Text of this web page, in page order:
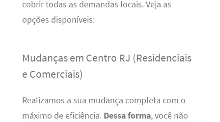
cobrir todas as demandas locais. Veja as
opções disponíveis:
Mudanças em Centro RJ (Residenciais
e Comerciais)
Realizamos a sua mudança completa com o
máximo de eficiência. Dessa forma, você não